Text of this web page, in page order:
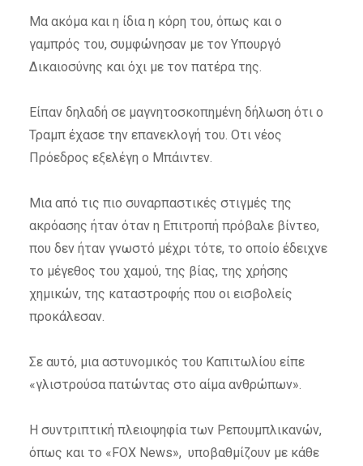
Μα ακόμα και η ίδια η κόρη του, όπως και ο
γαμπρός του, συμφώνησαν με τον Υπουργό
Δικαιοσύνης και όχι με τον πατέρα της.
Είπαν δηλαδή σε μαγνητοσκοπημένη δήλωση ότι ο
Τραμπ έχασε την επανεκλογή του. Οτι νέος
Πρόεδρος εξελέγη ο Μπάιντεν.
Μια από τις πιο συναρπαστικές στιγμές της
ακρόασης ήταν όταν η Επιτροπή πρόβαλε βίντεο,
που δεν ήταν γνωστό μέχρι τότε, το οποίο έδειχνε
το μέγεθος του χαμού, της βίας, της χρήσης
χημικών, της καταστροφής που οι εισβολείς
προκάλεσαν.
Σε αυτό, μια αστυνομικός του Καπιτωλίου είπε
«γλιστρούσα πατώντας στο αίμα ανθρώπων».
Η συντριπτική πλειοψηφία των Ρεπουμπλικανών,
όπως και το «FOX News», υποβαθμίζουν με κάθε